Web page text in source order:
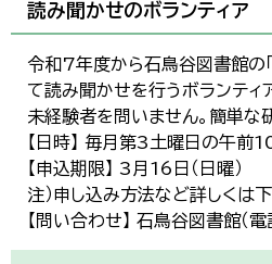
読み聞かせのボランティア
令和7年度から石鳥谷図書館の「
て読み聞かせを行うボランティ
未経験者を問いません。簡単な
【日時】 毎月第3土曜日の午
【申込期限】 3月16日（日曜）
注）申し込み方法など詳しくは
【問い合わせ】 石鳥谷図書館